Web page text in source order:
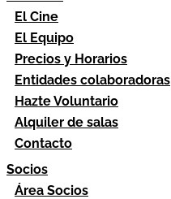
El Cine
El Equipo
Precios y Horarios
Entidades colaboradoras
Hazte Voluntario
Alquiler de salas
Contacto
Socios
Área Socios